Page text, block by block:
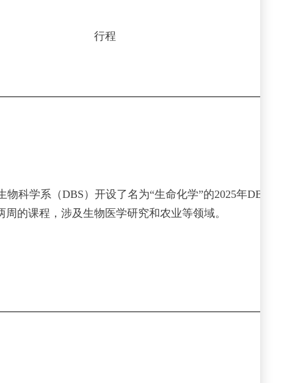
行程
物科学系（DBS ）开设了名为“生命化学”的2025年DBS
周的课程，涉及生物医学研究和农业等领域。